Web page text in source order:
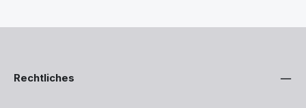
Rechtliches